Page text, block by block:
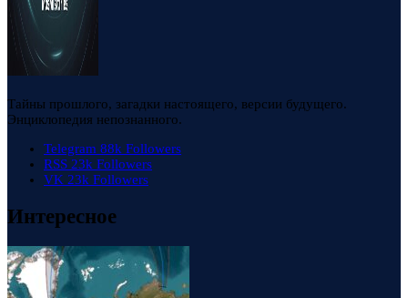
Тайны прошлого, загадки настоящего, версии будущего.
Энциклопедия непознанного.
Telegram 88k Followers
RSS 23k Followers
VK 23k Followers
Интересное